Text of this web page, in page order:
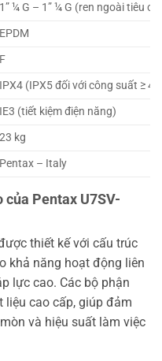
1” ¼ G – 1” ¼ G (ren ngoài tiêu
EPDM
F
IPX4 (IPX5 đối với công suất ≥
IE3 (tiết kiệm điện năng)
23 kg
Pentax – Italy
Pentax U7SV-
thiết kế với cấu trúc
khả năng hoạt động liên
lực cao. Các bộ phận
cao cấp, giúp đảm
và hiệu suất làm việc